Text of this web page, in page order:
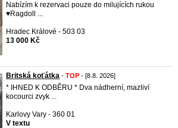
Nabízím k rezervaci pouze do milujících rukou
♥️Ragdoll ...
Hradec Králové - 503 03
13 000 Kč
Britská koťátka - TOP - [8.8. 2026]
* IHNED K ODBĚRU * Dva nádherní, mazliví
kocourci zvyk ...
Karlovy Vary - 360 01
V textu